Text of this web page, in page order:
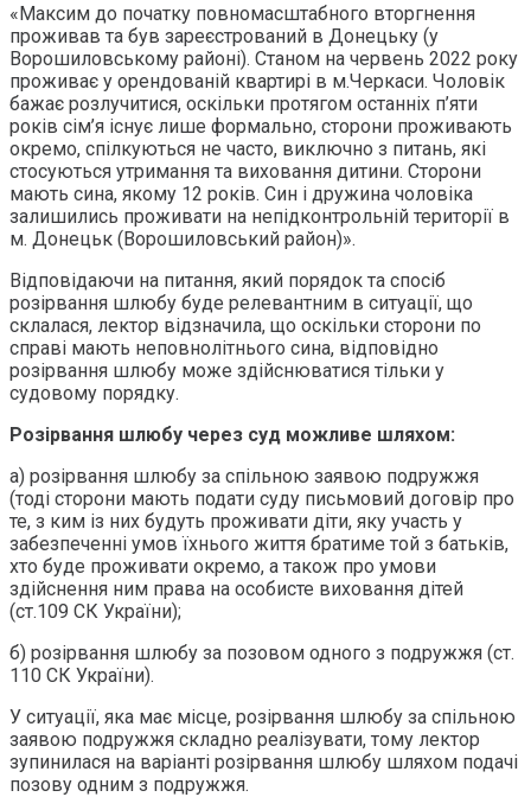
«Максим до початку повномасштабного вторгнення
проживав та був зареєстрований в Донецьку (у
Ворошиловському районі). Станом на червень 2022 року
проживає у орендованій квартирі в м.Черкаси. Чоловік
бажає розлучитися, оскільки протягом останніх п’яти
років сім’я існує лише формально, сторони проживають
окремо, спілкуються не часто, виключно з питань, які
стосуються утримання та виховання дитини. Сторони
мають сина, якому 12 років. Син і дружина чоловіка
залишились проживати на непідконтрольній території в
м. Донецьк (Ворошиловський район)».
Відповідаючи на питання, який порядок та спосіб
розірвання шлюбу буде релевантним в ситуації, що
склалася, лектор відзначила, що оскільки сторони по
справі мають неповнолітнього сина, відповідно
розірвання шлюбу може здійснюватися тільки у
судовому порядку.
Розірвання шлюбу через суд можливе шляхом:
а) розірвання шлюбу за спільною заявою подружжя
(тоді сторони мають подати суду письмовий договір про
те, з ким із них будуть проживати діти, яку участь у
забезпеченні умов їхнього життя братиме той з батьків,
хто буде проживати окремо, а також про умови
здійснення ним права на особисте виховання дітей
(ст.109 СК України);
б) розірвання шлюбу за позовом одного з подружжя (ст.
110 СК України).
У ситуації, яка має місце, розірвання шлюбу за спільною
заявою подружжя складно реалізувати, тому лектор
зупинилася на варіанті розірвання шлюбу шляхом подачі
позову одним з подружжя.